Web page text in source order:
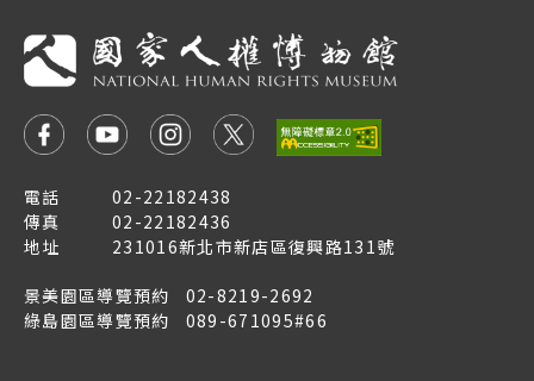
電話
02-22182438
傳真
02-22182436
地址
231016新北市新店區復興路131號
景美園區導覽預約
02-8219-2692
綠島園區導覽預約
089-671095#66